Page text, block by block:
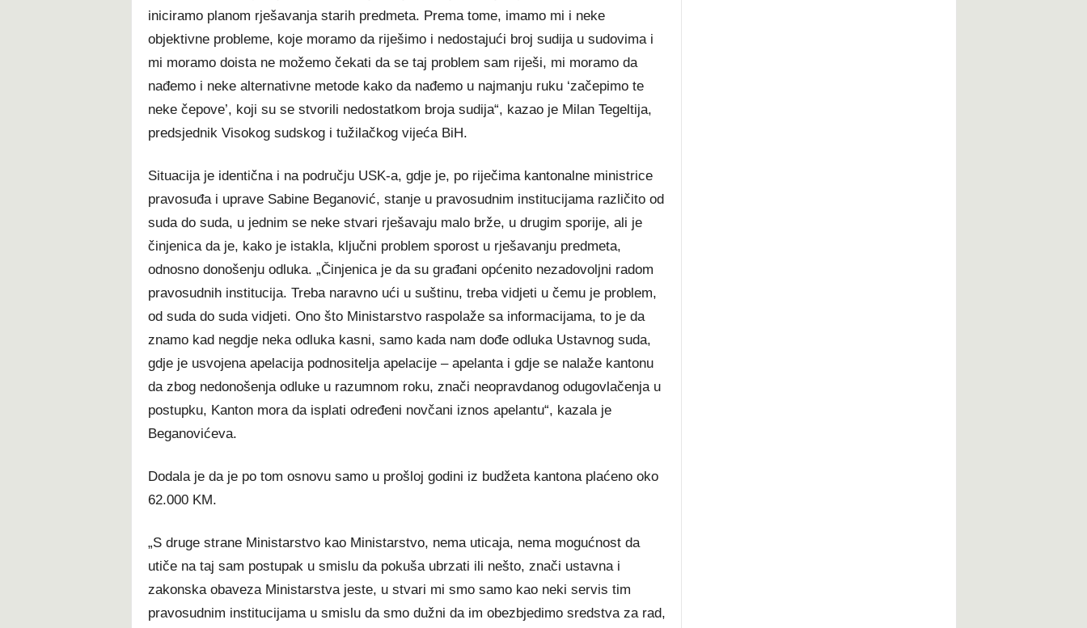
iniciramo planom rješavanja starih predmeta. Prema tome, imamo mi i neke
objektivne probleme, koje moramo da riješimo i nedostajući broj sudija u sudovima i
mi moramo doista ne možemo čekati da se taj problem sam riješi, mi moramo da
nađemo i neke alternativne metode kako da nađemo u najmanju ruku ‘začepimo te
neke čepove’, koji su se stvorili nedostatkom broja sudija“, kazao je Milan Tegeltija,
predsjednik Visokog sudskog i tužilačkog vijeća BiH.
Situacija je identična i na području USK-a, gdje je, po riječima kantonalne ministrice
pravosuđa i uprave Sabine Beganović, stanje u pravosudnim institucijama različito od
suda do suda, u jednim se neke stvari rješavaju malo brže, u drugim sporije, ali je
činjenica da je, kako je istakla, ključni problem sporost u rješavanju predmeta,
odnosno donošenju odluka. „Činjenica je da su građani općenito nezadovoljni radom
pravosudnih institucija. Treba naravno ući u suštinu, treba vidjeti u čemu je problem,
od suda do suda vidjeti. Ono što Ministarstvo raspolaže sa informacijama, to je da
znamo kad negdje neka odluka kasni, samo kada nam dođe odluka Ustavnog suda,
gdje je usvojena apelacija podnositelja apelacije – apelanta i gdje se nalaže kantonu
da zbog nedonošenja odluke u razumnom roku, znači neopravdanog odugovlačenja u
postupku, Kanton mora da isplati određeni novčani iznos apelantu“, kazala je
Beganovićeva.
Dodala je da je po tom osnovu samo u prošloj godini iz budžeta kantona plaćeno oko
62.000 KM.
„S druge strane Ministarstvo kao Ministarstvo, nema uticaja, nema mogućnost da
utiče na taj sam postupak u smislu da pokuša ubrzati ili nešto, znači ustavna i
zakonska obaveza Ministarstva jeste, u stvari mi smo samo kao neki servis tim
pravosudnim institucijama u smislu da smo dužni da im obezbjedimo sredstva za rad,